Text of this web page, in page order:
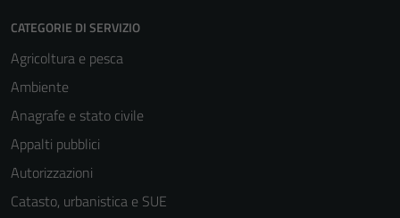
CATEGORIE DI SERVIZIO
Agricoltura e pesca
Ambiente
Anagrafe e stato civile
Appalti pubblici
Autorizzazioni
Catasto, urbanistica e SUE